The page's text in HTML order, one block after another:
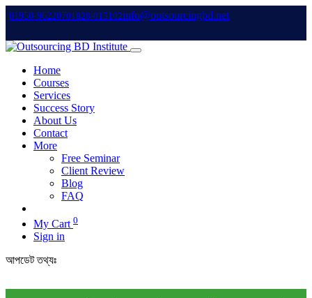
01950-96220701828-015102info@outsourcingbd.net
Home
Courses
Services
Success Story
About Us
Contact
More
Free Seminar
Client Review
Blog
FAQ
My Cart 0
Sign in
আপডেট তথ্যঃ